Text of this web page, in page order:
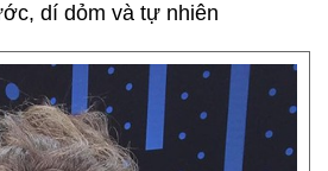
dí dỏm và tự nhiên